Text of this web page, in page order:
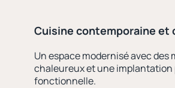
Cuisine contemporaine et
Un espace modernisé avec des
chaleureux et une implantation
fonctionnelle.